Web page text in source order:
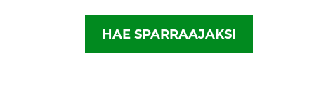
HAE SPARRAAJAKSI